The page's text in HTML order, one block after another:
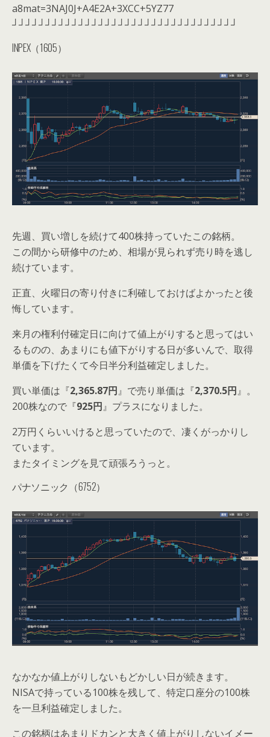
a8mat=3NAJ0J+A4E2A+3XCC+5YZ77
┘┘┘┘┘┘┘┘┘┘┘┘┘┘┘┘┘┘┘┘┘┘┘┘┘┘┘┘┘┘┘┘┘┘
INPEX（1605）
先週、買い増しを続けて400株持っていたこの銘柄。
この間から研修中のため、相場が見られず売り時を逃し
続けています。
正直、火曜日の寄り付きに利確しておけばよかったと後
悔しています。
来月の権利付確定日に向けて値上がりすると思ってはい
るものの、あまりにも値下がりする日が多いんで、取得
単価を下げたくて今日半分利益確定しました。
買い単価は『2,365.87円』で売り単価は『2,370.5円』。
200株なので『925円』プラスになりました。
2万円くらいいけると思っていたので、凄くがっかりし
ています。
またタイミングを見て頑張ろうっと。
パナソニック（6752）
なかなか値上がりしないもどかしい日が続きます。
NISAで持っている100株を残して、特定口座分の100株
を一旦利益確定しました。
この銘柄はあまりドカンと大きく値上がりしないイメー